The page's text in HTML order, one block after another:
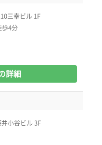
三幸ビル 1F
歩4分
詳細
小谷ビル 3F